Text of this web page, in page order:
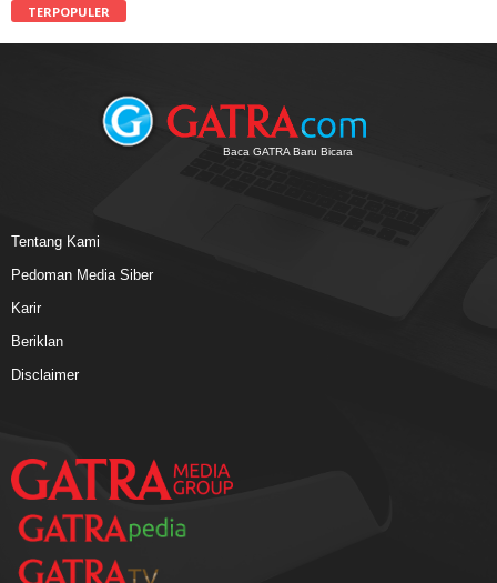
TERPOPULER
Baca GATRA Baru Bicara
Tentang Kami
Pedoman Media Siber
Karir
Beriklan
Disclaimer